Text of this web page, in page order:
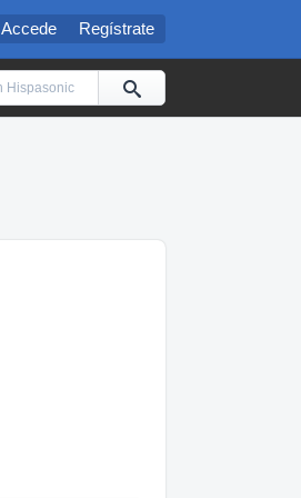
Accede Regístrate